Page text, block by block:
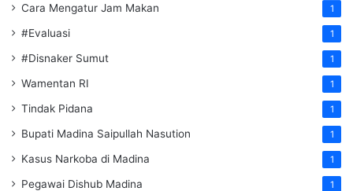
Cara Mengatur Jam Makan 1
#Evaluasi 1
#Disnaker Sumut 1
Wamentan RI 1
Tindak Pidana 1
Bupati Madina Saipullah Nasution 1
Kasus Narkoba di Madina 1
Pegawai Dishub Madina 1